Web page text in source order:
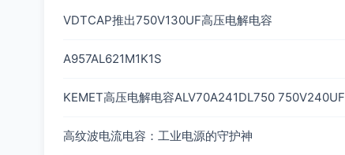
VDTCAP推出750V130UF高压电解电容
A957AL621M1K1S
KEMET高压电解电容ALV70A241DL750 750V240UF
高纹波电流电容：工业电源的守护神